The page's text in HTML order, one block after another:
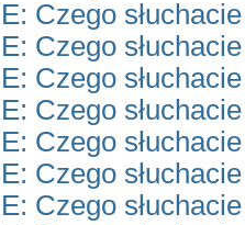
Czego
Czego
Czego
Czego
Czego
Czego
Czego